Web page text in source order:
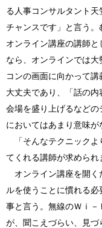
る人事コンサルタント天
チャンスです」と言う。
オンライン講座の講師
なら、オンラインでは
コンの画面に向かって
大丈夫であり、「話の内
会場を盛り上げるなど
においてはあまり意味が
「そんなテクニックよ
てくれる講師が求められ
オンライン講座を開く
ルを使うことに慣れる
事と言う。無線のＷｉ
が、聞こえづらい、見